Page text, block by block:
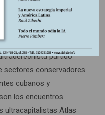
Venezuela.
de tensión, no es ajeno
organizado el pasado
partido
sectores conservadores
cubanos y
los encuentros
ultracapitalistas Atlas